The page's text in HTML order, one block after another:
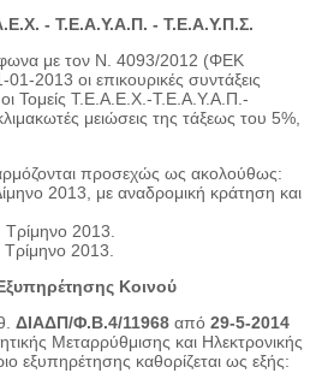
- Τ.Ε.Α.Υ.Α.Π. - Τ.Ε.Α.Υ.Π.Σ.
με τον Ν. 4093/2012 (ΦΕΚ
2013 οι επικουρικές συντάξεις
Τομείς Τ.Ε.Α.Ε.Χ.-Τ.Ε.Α.Υ.Α.Π.-
μειώσεις της τάξεως του 5%,
προσεχώς ως ακολούθως:
2013, με αναδρομική κράτηση και
Τρίμηνο 2013.
2013.
Κοινού
ΔΙΑΔΠ/Φ.Β.4/11968 από 29-5-2014
Μεταρρύθμισης και Ηλεκτρονικής
εξυπηρέτησης καθορίζεται ως εξής: